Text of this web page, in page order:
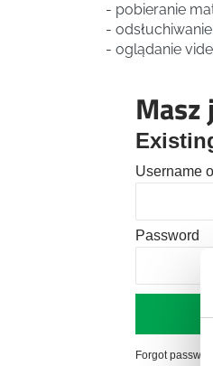
- pobieranie
-
- oglądanie
Masz
Username
Password
Forgot